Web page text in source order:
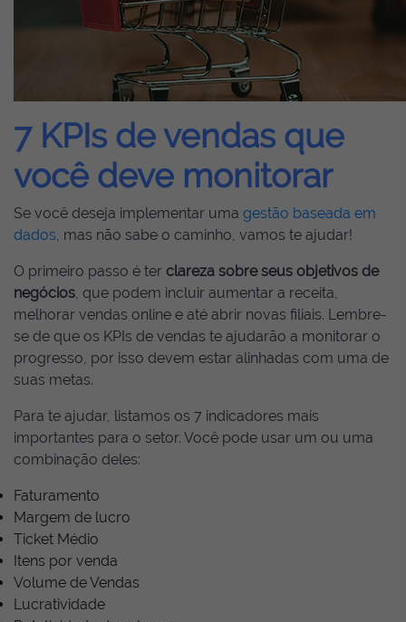
7 KPIs de vendas que
você deve monitorar
Se você deseja implementar uma gestão baseada em
dados, mas não sabe o caminho, vamos te ajudar!
O primeiro passo é ter clareza sobre seus objetivos de
negócios, que podem incluir aumentar a receita,
melhorar vendas online e até abrir novas filiais. Lembre-
se de que os KPIs de vendas te ajudarão a monitorar o
progresso, por isso devem estar alinhadas com uma de
suas metas.
Para te ajudar, listamos os 7 indicadores mais
importantes para o setor. Você pode usar um ou uma
combinação deles:
Faturamento
Margem de lucro
Ticket Médio
Itens por venda
Volume de Vendas
Lucratividade